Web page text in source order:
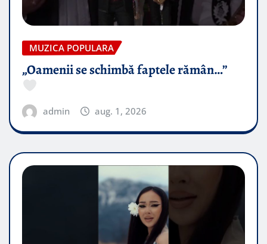
MUZICA POPULARA
„Oamenii se schimbă faptele rămân…”
admin aug. 1, 2026